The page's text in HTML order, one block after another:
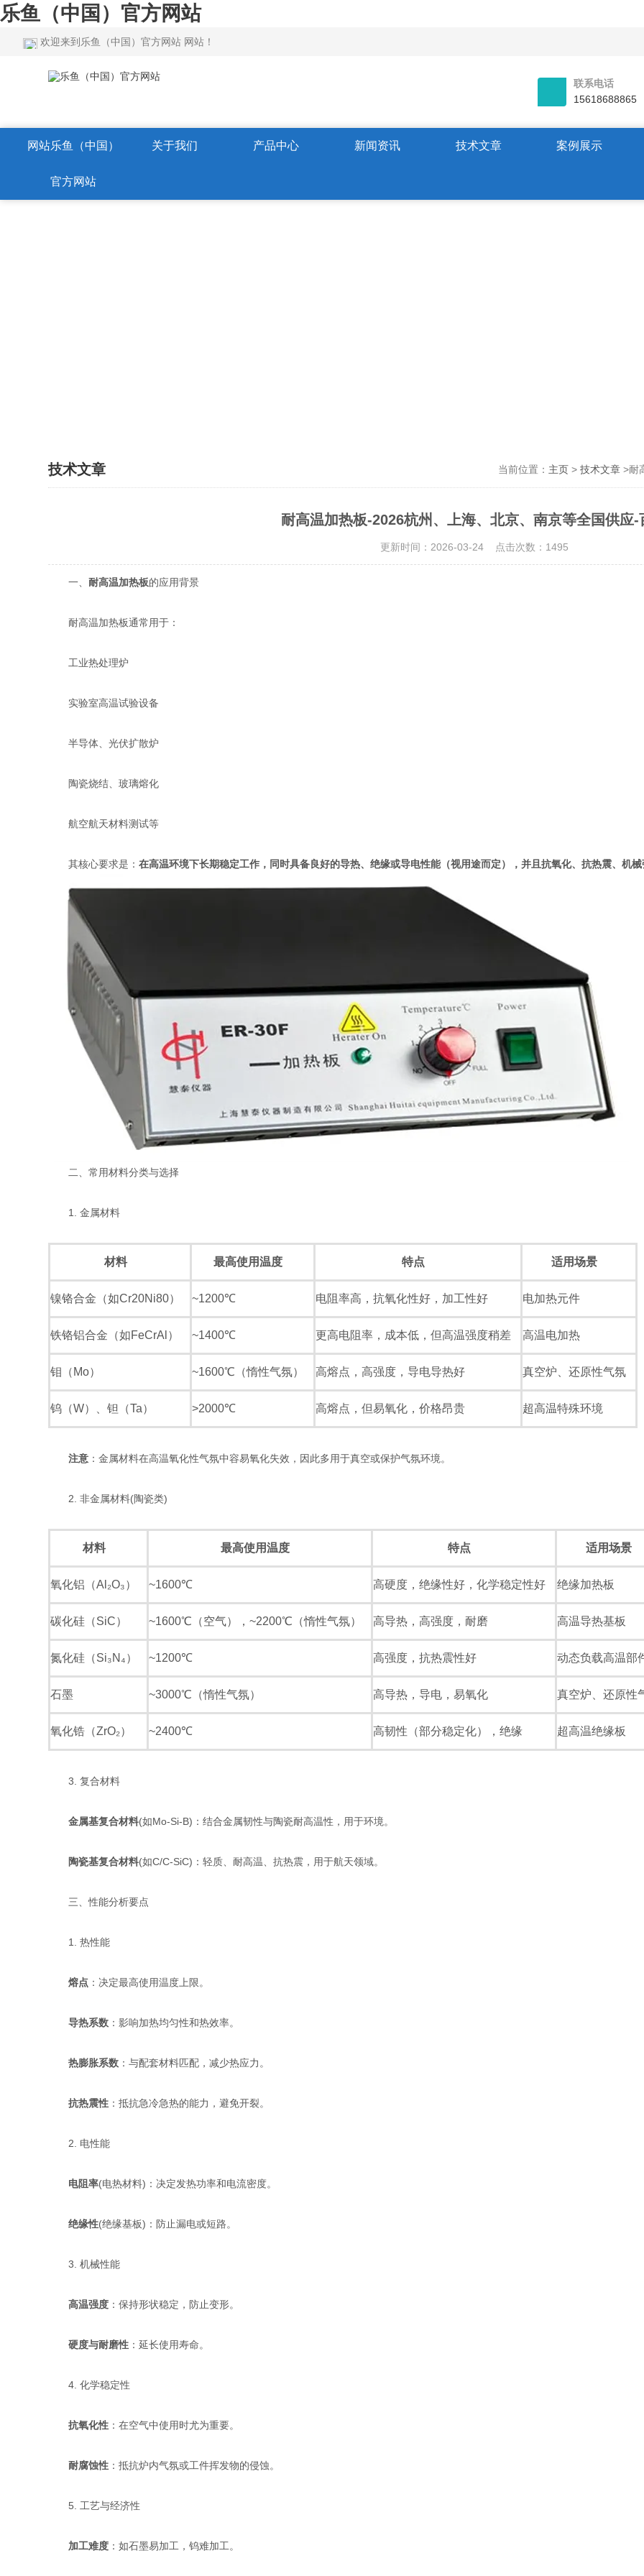
乐鱼（中国）官方网站
欢迎来到乐鱼（中国）官方网站 网站！
联系电话
15618688865
网站乐鱼（中国）
官方网站
关于我们 产品中心 新闻资讯 技术文章 案例展示
技术文章 当前位置： 主页> 技术文章>耐
耐高温加热板-2026杭州、上海、北京、南京等全国供应-
更新时间：2026-03-24 点击次数：1495
一、耐高温加热板的应用背景
耐高温加热板通常用于：
工业热处理炉
实验室高温试验设备
半导体、光伏扩散炉
陶瓷烧结、玻璃熔化
航空航天材料测试等
其核心要求是：在高温环境下长期稳定工作，同时具备良好的导热、绝缘或导电性能（视用途而定），并且抗氧化、抗热震、机
二、常用材料分类与选择
1. 金属材料
材料 最高使用温度 特点 适用场景
镍铬合金（如Cr20Ni80） ~1200℃ 电阻率高，抗氧化性好，加工性好 电加热元件
铁铬铝合金（如FeCrAl） ~1400℃ 更高电阻率，成本低，但高温强度稍差 高温电加热
钼（Mo） ~1600℃（惰性气氛） 高熔点，高强度，导电导热好 真空炉、还原性气氛
钨（W）、钽（Ta） >2000℃ 高熔点，但易氧化，价格昂贵 超高温特殊环境
注意 ：金属材料在高温氧化性气氛中容易氧化失效，因此多用于真空或保护气氛环境。
2. 非金属材料(陶瓷类)
材料 最高使用温度 特点 适用场景
氧化铝（Al₂O₃） ~1600℃ 高硬度，绝缘性好，化学稳定性好 绝缘加热板
碳化硅（SiC） ~1600℃（空气），~2200℃（惰性气氛） 高导热，高强度，耐磨 高温导热基板
氮化硅（Si₃N₄） ~1200℃ 高强度，抗热震性好 动态负载高温部
石墨 ~3000℃（惰性气氛） 高导热，导电，易氧化 真空炉、还原性
氧化锆（ZrO₂） ~2400℃ 高韧性（部分稳定化），绝缘 超高温绝缘板
3. 复合材料
金属基复合材料(如Mo-Si-B)：结合金属韧性与陶瓷耐高温性，用于环境。
陶瓷基复合材料(如C/C-SiC)：轻质、耐高温、抗热震，用于航天领域。
三、性能分析要点
1. 热性能
熔点 ：决定最高使用温度上限。
导热系数 ：影响加热均匀性和热效率。
热膨胀系数 ：与配套材料匹配，减少热应力。
抗热震性 ：抵抗急冷急热的能力，避免开裂。
2. 电性能
电阻率(电热材料)：决定发热功率和电流密度。
绝缘性(绝缘基板)：防止漏电或短路。
3. 机械性能
高温强度 ：保持形状稳定，防止变形。
硬度与耐磨性 ：延长使用寿命。
4. 化学稳定性
抗氧化性 ：在空气中使用时尤为重要。
耐腐蚀性 ：抵抗炉内气氛或工件挥发物的侵蚀。
5. 工艺与经济性
加工难度 ：如石墨易加工，钨难加工。